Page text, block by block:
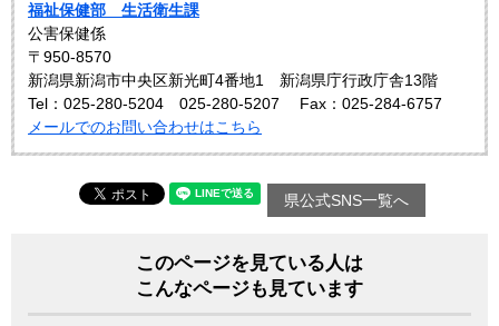
福祉保健部 生活衛生課
公害保健係
〒950-8570
新潟県新潟市中央区新光町4番地1 新潟県庁行政庁舎13階
Tel：025-280-5204 025-280-5207
Fax：025-284-6757
メールでのお問い合わせはこちら
県公式SNS一覧へ
このページを見ている人は
こんなページも見ています